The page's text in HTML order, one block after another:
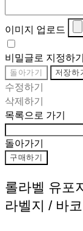
이미지 업로드
비밀글로 지정하기
돌아가기 저장하
수정하기
삭제하기
목록으로 가기
돌아가기
구매하기
롤라벨 유포
라벨지 / 바